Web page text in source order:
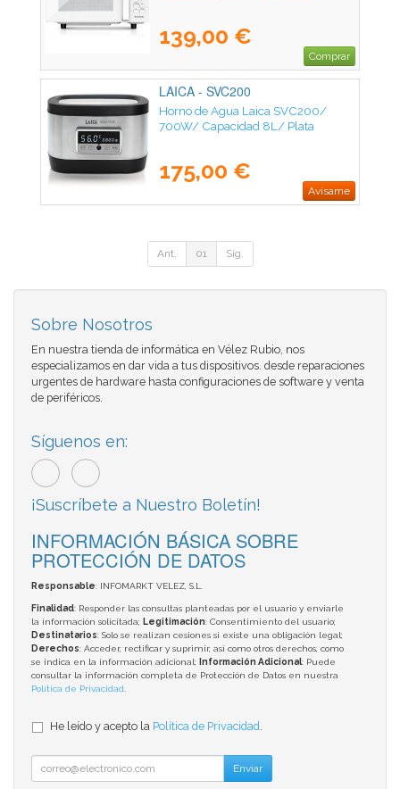
139,00 €
Comprar
LAICA - SVC200
Horno de Agua Laica SVC200/
700W/ Capacidad 8L/ Plata
175,00 €
Avísame
Ant. 01 Sig.
Sobre Nosotros
En nuestra tienda de informática en Vélez Rubio, nos
especializamos en dar vida a tus dispositivos. desde reparaciones
urgentes de hardware hasta configuraciones de software y venta
de periféricos.
Síguenos en:
¡Suscríbete a Nuestro Boletín!
INFORMACIÓN BÁSICA SOBRE
PROTECCIÓN DE DATOS
Responsable: INFOMARKT VELEZ, S.L.
Finalidad: Responder las consultas planteadas por el usuario y enviarle
la información solicitada; Legitimación: Consentimiento del usuario;
Destinatarios: Solo se realizan cesiones si existe una obligación legal;
Derechos: Acceder, rectificar y suprimir, así como otros derechos, como
se indica en la información adicional;
Información Adicional: Puede
consultar la información completa de Protección de Datos en nuestra
Política de Privacidad
He leído y acepto la Política de Privacidad
Enviar